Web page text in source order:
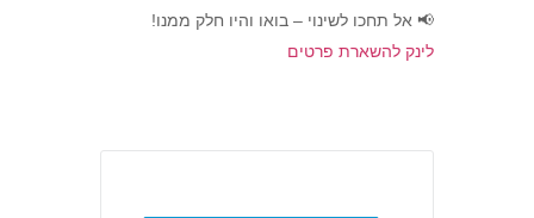
📢 אל תחכו לשינוי – בואו והיו חלק ממנו!
לינק להשארת פרטים